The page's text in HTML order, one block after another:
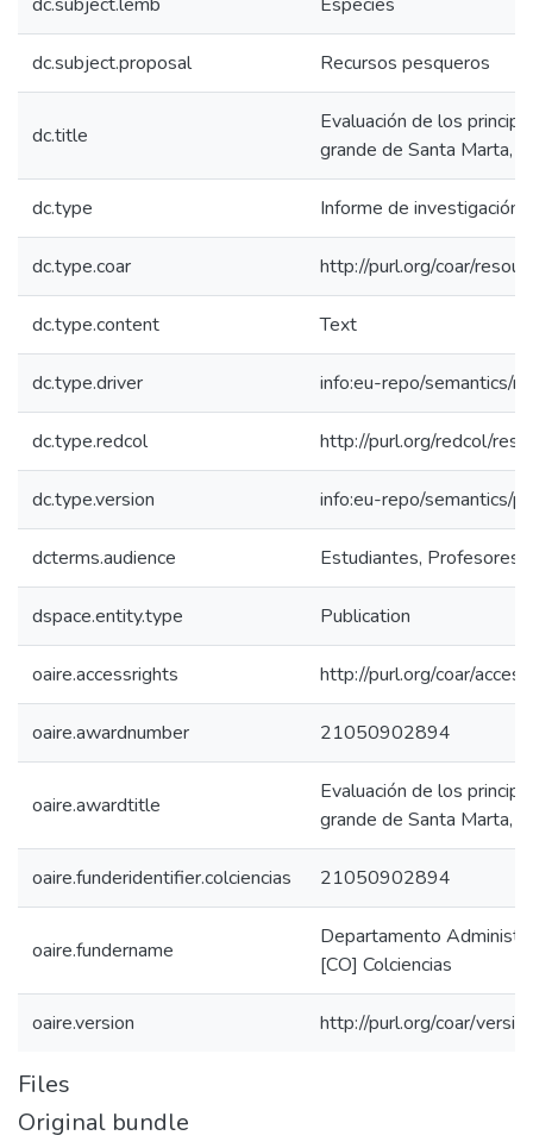
dc.subject.proposal Recursos pesqueros
dc.title
Evaluación de los
grande de Santa Marta,
dc.type Informe de investigación
dc.type.coar http://purl.org/coar/
dc.type.content Text
dc.type.driver info:eu-repo/semantics/
dc.type.redcol http://purl.org/redcol/
dc.type.version info:eu-repo/semantics/
dcterms.audience Estudiantes, Profesores,
dspace.entity.type Publication
oaire.accessrights http://purl.org/coar/
oaire.awardnumber 21050902894
oaire.awardtitle
Evaluación de los
grande de Santa Marta,
oaire.funderidentifier.colciencias 21050902894
oaire.fundername
Departamento
[CO] Colciencias
oaire.version http://purl.org/coar/
Files
Original bundle